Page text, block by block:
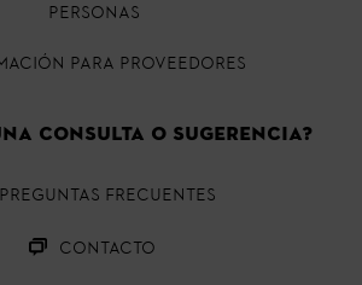
Personas
para proveedores
consulta o sugerencia?
PREGUNTAS FRECUENTES
CONTACTO